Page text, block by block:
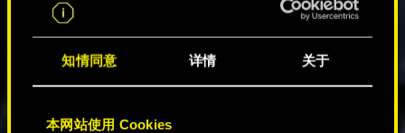
知情同意 详情 关于
本网站使用 Cookies